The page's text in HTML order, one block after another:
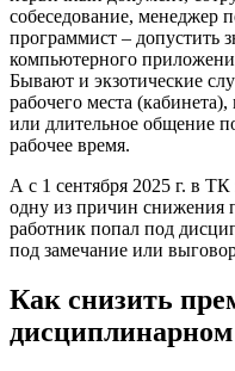
собеседование, менеджер
программист – допустить
компьютерного
Бывают и экзотические
рабочего места
или длительное общение
рабочее время.
А с 1 сентября 2025 г. в
одну из причин снижения
работник попал под
под замечание или
Как снизить